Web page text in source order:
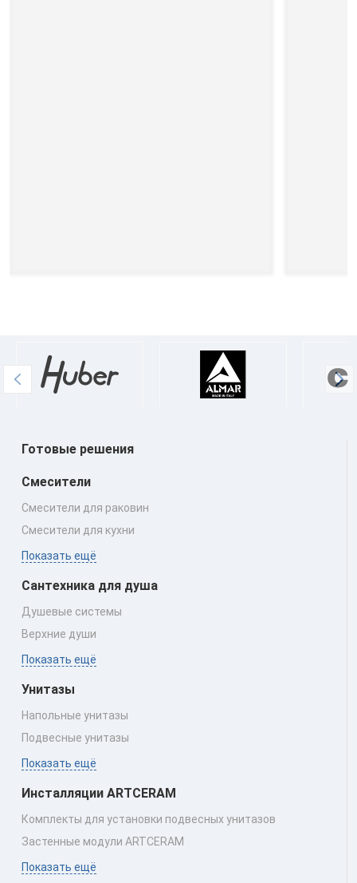
Готовые решения
Смесители
Смесители для раковин
Смесители для кухни
Показать ещё
Сантехника для душа
Душевые системы
Верхние души
Показать ещё
Унитазы
Напольные унитазы
Подвесные унитазы
Показать ещё
Инсталляции ARTCERAM
Комплекты для установки подвесных унитазов
Застенные модули ARTCERAM
Показать ещё